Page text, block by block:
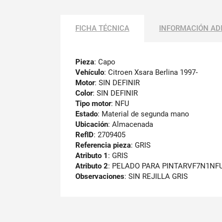
FICHA TÉCNICA INFORMACIÓN
Pieza: Capo
Vehículo: Citroen Xsara Berlina 1997-
Motor: SIN DEFINIR
Color: SIN DEFINIR
Tipo motor: NFU
Estado: Material de segunda mano
Ubicación: Almacenada
RefID: 2709405
Referencia pieza: GRIS
Atributo 1 : GRIS
Atributo 2: PELADO PARA
Observaciones: SIN REJILLA GRIS